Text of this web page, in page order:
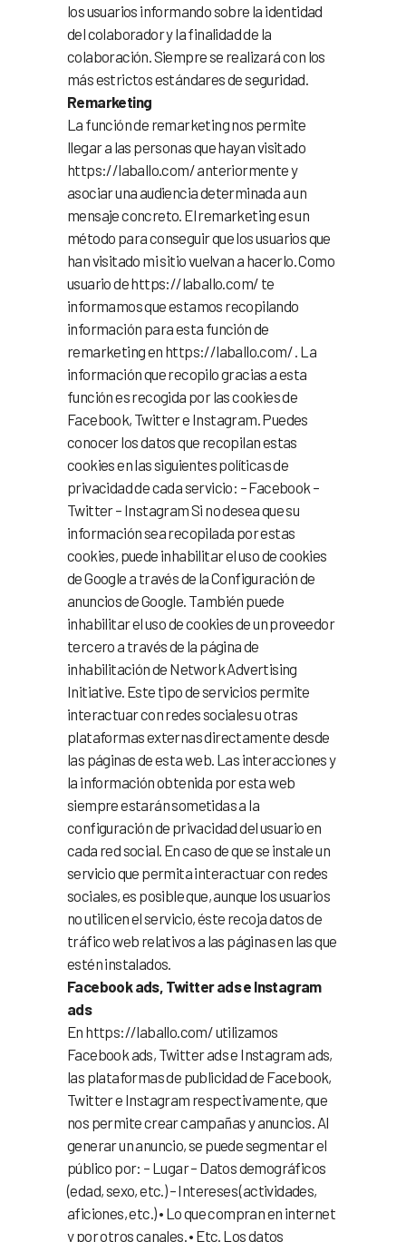
los usuarios informando sobre la identidad
del colaborador y la finalidad de la
colaboración. Siempre se realizará con los
más estrictos estándares de seguridad.
Remarketing
La función de remarketing nos permite
llegar a las personas que hayan visitado
https://laballo.com/ anteriormente y
asociar una audiencia determinada a un
mensaje concreto. El remarketing es un
método para conseguir que los usuarios que
han visitado mi sitio vuelvan a hacerlo. Como
usuario de https://laballo.com/ te
informamos que estamos recopilando
información para esta función de
remarketing en https://laballo.com/ . La
información que recopilo gracias a esta
función es recogida por las cookies de
Facebook, Twitter e Instagram. Puedes
conocer los datos que recopilan estas
cookies en las siguientes políticas de
privacidad de cada servicio: – Facebook –
Twitter – Instagram Si no desea que su
información sea recopilada por estas
cookies, puede inhabilitar el uso de cookies
de Google a través de la Configuración de
anuncios de Google. También puede
inhabilitar el uso de cookies de un proveedor
tercero a través de la página de
inhabilitación de Network Advertising
Initiative. Este tipo de servicios permite
interactuar con redes sociales u otras
plataformas externas directamente desde
las páginas de esta web. Las interacciones y
la información obtenida por esta web
siempre estarán sometidas a la
configuración de privacidad del usuario en
cada red social. En caso de que se instale un
servicio que permita interactuar con redes
sociales, es posible que, aunque los usuarios
no utilicen el servicio, éste recoja datos de
tráfico web relativos a las páginas en las que
estén instalados.
Facebook ads, Twitter ads e Instagram
ads
En https://laballo.com/ utilizamos
Facebook ads, Twitter ads e Instagram ads,
las plataformas de publicidad de Facebook,
Twitter e Instagram respectivamente, que
nos permite crear campañas y anuncios. Al
generar un anuncio, se puede segmentar el
público por: – Lugar – Datos demográficos
(edad, sexo, etc.) – Intereses (actividades,
aficiones, etc.) • Lo que compran en internet
y por otros canales. • Etc. Los datos